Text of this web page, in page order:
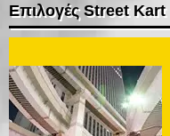
Επιλογές Street Kart